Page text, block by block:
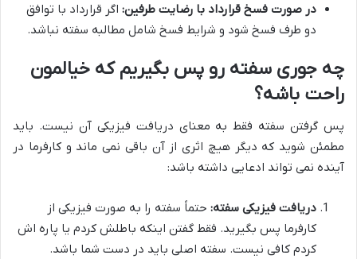
در صورت فسخ قرارداد با رضایت طرفین: اگر قرارداد با توافق
دو طرف فسخ شود و شرایط فسخ شامل مطالبه سفته نباشد.
چه جوری سفته رو پس بگیریم که خیالمون
راحت باشه؟
پس گرفتن سفته فقط به معنای دریافت فیزیکی آن نیست. باید
مطمئن شوید که دیگر هیچ اثری از آن باقی نمی ماند و کارفرما در
آینده نمی تواند ادعایی داشته باشد:
دریافت فیزیکی سفته: حتماً سفته را به صورت فیزیکی از
کارفرما پس بگیرید. فقط گفتن اینکه باطلش کردم یا پاره اش
کردم کافی نیست. سفته اصلی باید در دست شما باشد.